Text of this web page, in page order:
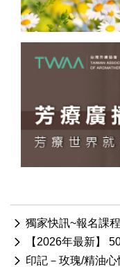
獨家快訊~報名課
【2026年最新】
印記－玫瑰/精油心